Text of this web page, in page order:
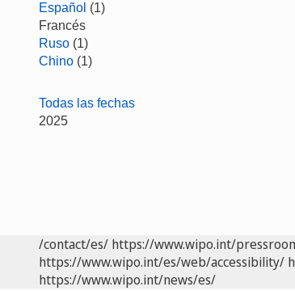
Español (1)
Francés
Ruso (1)
Chino (1)
Todas las fechas
2025
/contact/es/ https://www.wipo.int/
https://www.wipo.int/es/web/accessibility/
https://www.wipo.int/news/es/